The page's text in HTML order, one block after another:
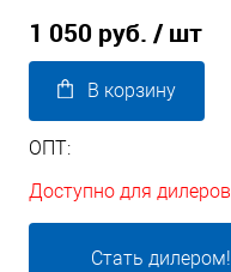
1 050 руб. / шт
В корзину
ОПТ:
Доступно для дилеров
Стать дилером!